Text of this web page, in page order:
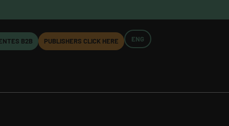
B2B PUBLISHERS CLICK HERE ENG